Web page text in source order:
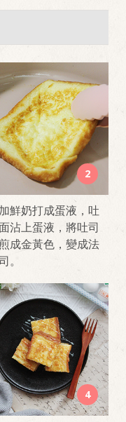
2
鮮奶打成蛋液，吐
沾上蛋液，將吐司
成金黃色，變成法
。
4